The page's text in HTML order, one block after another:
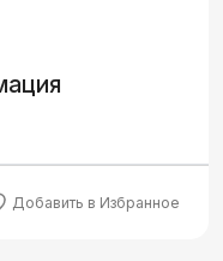
Добавить в Избранное